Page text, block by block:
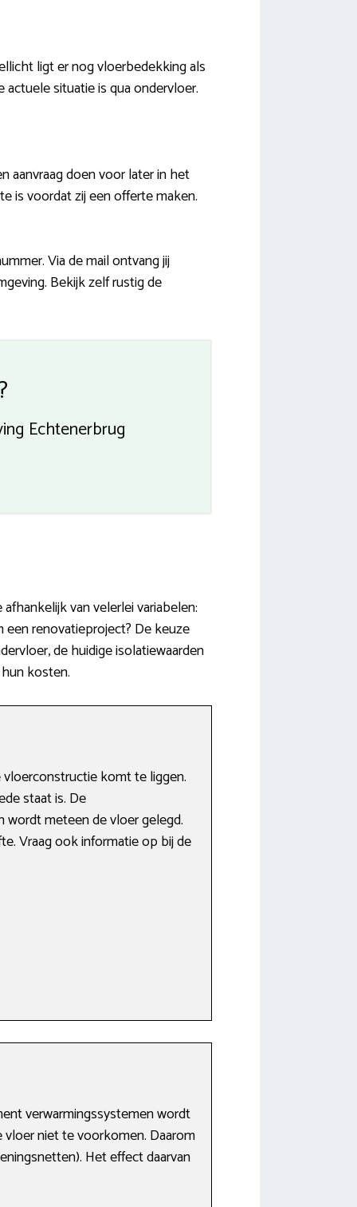
ligt er nog vloerbedekking als
situatie is qua ondervloer.
aanvraag doen voor later in het
is voordat zij een offerte maken.
Via de mail ontvang jij
Bekijk zelf rustig de
Echtenerbrug
van velerlei variabelen:
renovatieproject? De keuze
de huidige isolatiewaarden
kosten.
komt te liggen.
staat is. De
meteen de vloer gelegd.
Vraag ook informatie op bij de
verwarmingssystemen wordt
niet te voorkomen. Daarom
Het effect daarvan